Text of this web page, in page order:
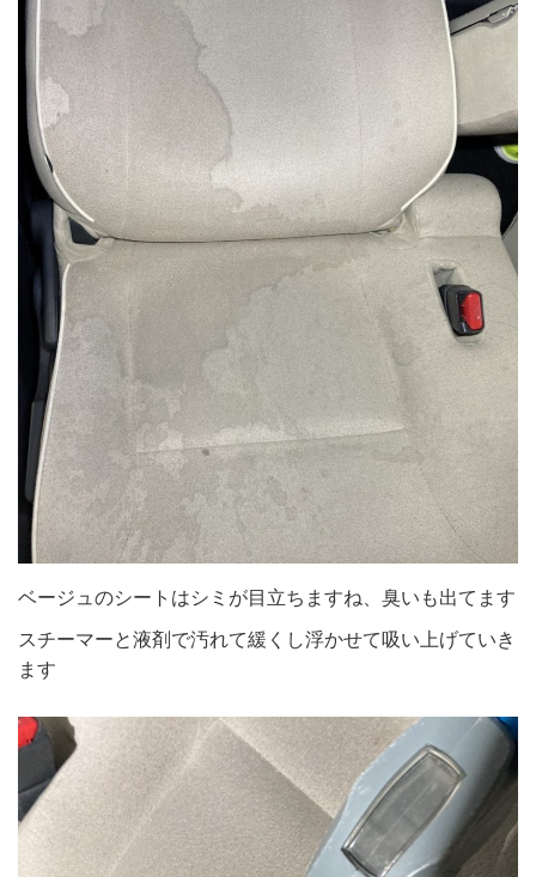
ベージュのシートはシミが目立ちますね、臭いも出てます
スチーマーと液剤で汚れて緩くし浮かせて吸い上げていき
ます